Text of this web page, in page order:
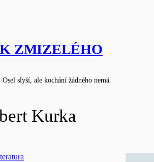
ZMIZELÉHO
slyší, ale kochání žádného nemá.
Kurka